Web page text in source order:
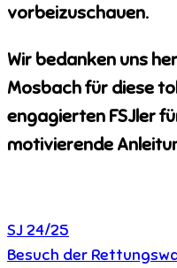
vorbeizuschauen.
Wir bedanken uns
Mosbach für diese
engagierten FSJler
motivierende
SJ 24/25
Beitragsnavigation
Besuch der